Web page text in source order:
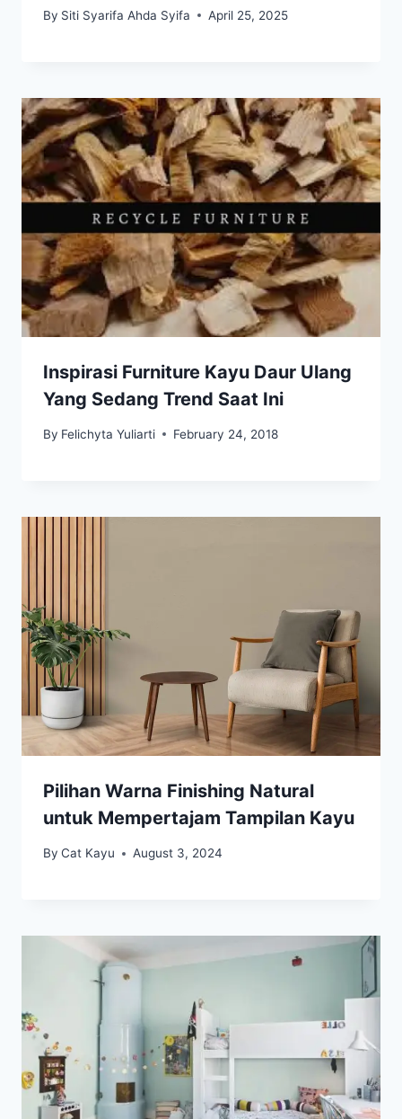
By Siti Syarifa Ahda Syifa April 25, 2025
Inspirasi Furniture Kayu Daur Ulang
Yang Sedang Trend Saat Ini
By Felichyta Yuliarti February 24, 2018
Pilihan Warna Finishing Natural
untuk Mempertajam Tampilan Kayu
By Cat Kayu August 3, 2024